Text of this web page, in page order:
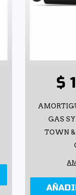
$
GAS
TOWN &